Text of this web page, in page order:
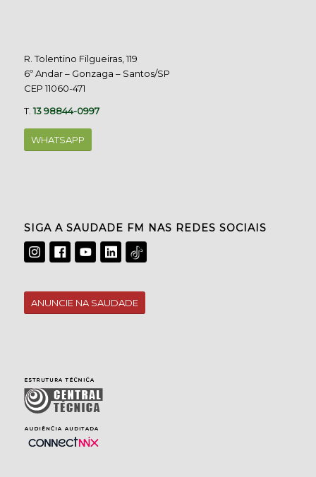
R. Tolentino Filgueiras, 119
6º Andar – Gonzaga – Santos/SP
CEP 11060-471
T.13 98844-0997
WHATSAPP
SIGA A SAUDADE FM NAS REDES SOCIAIS
ANUNCIE NA SAUDADE